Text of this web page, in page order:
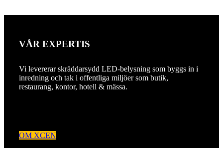
VÅR EXPERTIS
Vi levererar skräddarsydd LED-belysning som byggs in i
inredning och tak i offentliga miljöer som butik,
restaurang, kontor, hotell & mässa.
OM XCEN